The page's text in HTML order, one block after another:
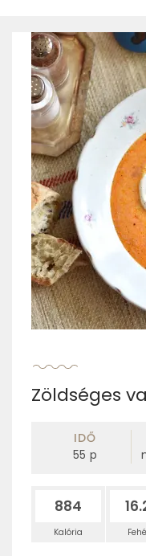
Zöldséges
IDŐ
55 p
884
Kalória